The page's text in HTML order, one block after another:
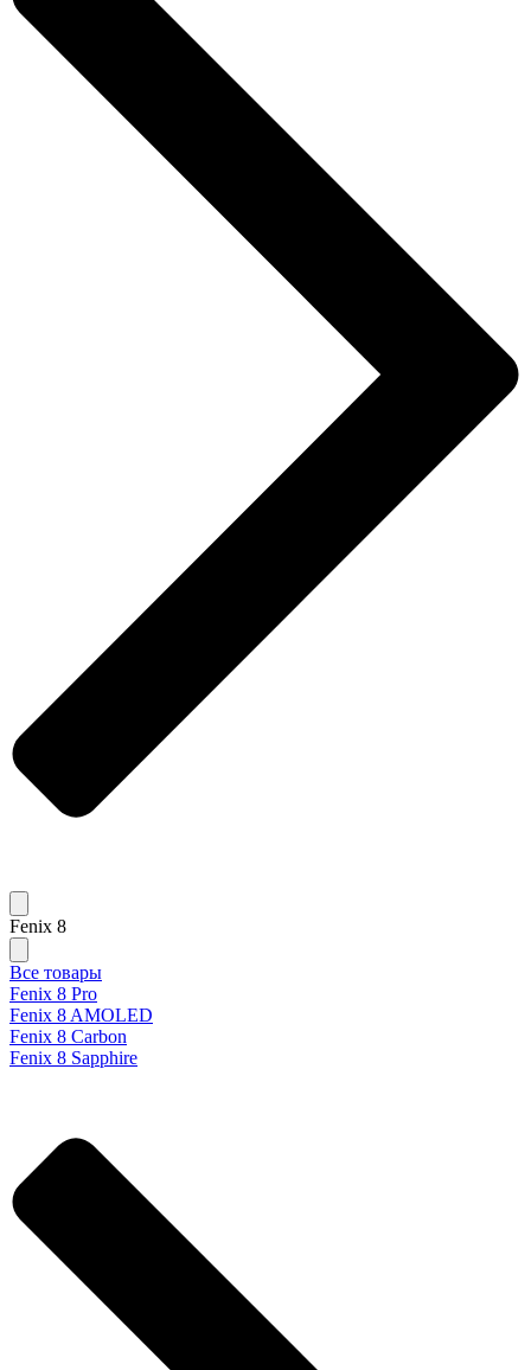
Fenix 8
Все товары
Fenix 8 Pro
Fenix 8 AMOLED
Fenix 8 Carbon
Fenix 8 Sapphire